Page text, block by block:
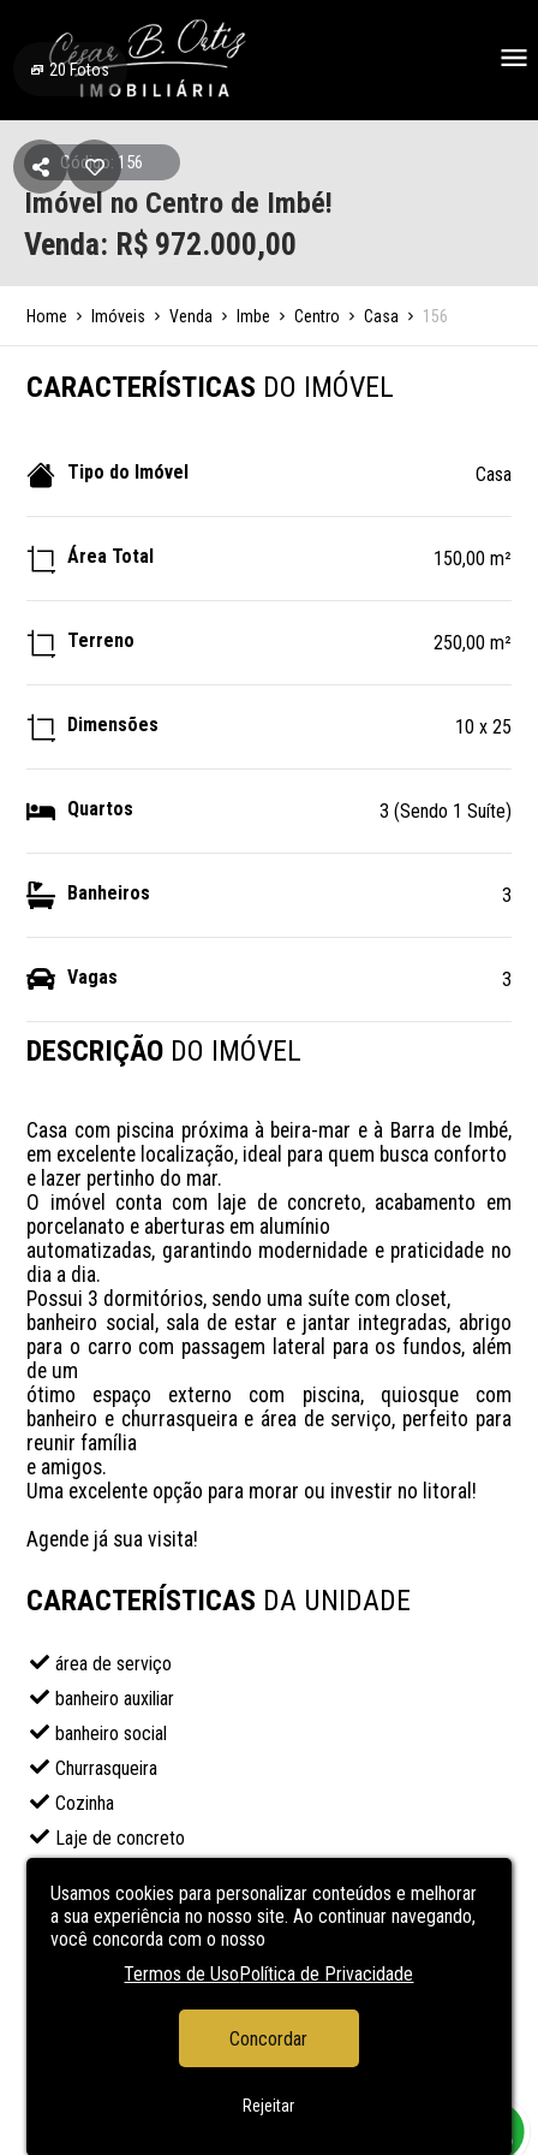
20Fotos
Código: 156
Imóvel no Centro de Imbé!
Venda: R$ 972.000,00
Home Imóveis Venda Imbe Centro Casa 156
CARACTERÍSTICAS DO IMÓVEL
Tipo do Imóvel Casa
Área Total 150,00 m²
Terreno 250,00 m²
Dimensões 10 x 25
Quartos 3 (Sendo 1 Suíte)
Banheiros 3
Vagas 3
DESCRIÇÃO DO IMÓVEL
Casa com piscina próxima à beira-mar e à Barra de Imbé,
em excelente localização, ideal para quem busca conforto
e lazer pertinho do mar.
O imóvel conta com laje de concreto, acabamento em
porcelanato e aberturas em alumínio
automatizadas, garantindo modernidade e praticidade no
dia a dia.
Possui 3 dormitórios, sendo uma suíte com closet,
banheiro social, sala de estar e jantar integradas, abrigo
para o carro com passagem lateral para os fundos, além
de um
ótimo espaço externo com piscina, quiosque com
banheiro e churrasqueira e área de serviço, perfeito para
reunir família
e amigos.
Uma excelente opção para morar ou investir no litoral!
Agende já sua visita!
CARACTERÍSTICAS DA UNIDADE
área de serviço
banheiro auxiliar
banheiro social
Churrasqueira
Cozinha
Laje de concreto
Piscina
porcelanato
Quiosque
Usamos cookies para personalizar conteúdos e melhorar
a sua experiência no nosso site. Ao continuar navegando,
você concorda com o nosso
Termos de UsoPolítica de Privacidade
Concordar
Rejeitar